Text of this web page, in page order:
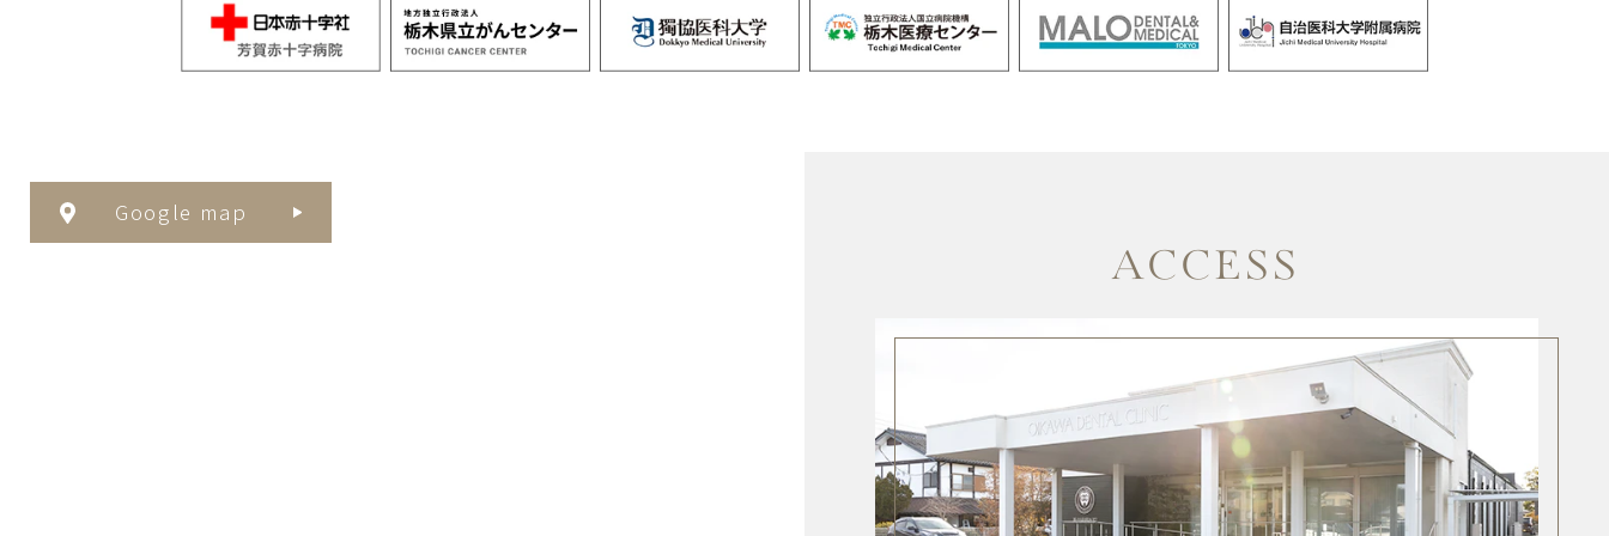
Google map
ACCESS